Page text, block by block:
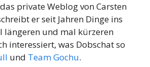
private Weblog von Carsten
er seit Jahren Dinge ins
längeren und mal kürzeren
interessiert, was Dobschat so
und Team Gochu.